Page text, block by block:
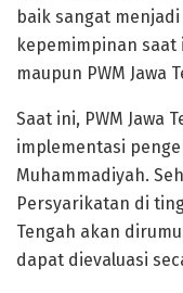
baik sangat
kepemimpinan saat
maupun PWM Jawa
Saat ini, PWM Jawa
implementasi
Muhammadiyah.
Persyarikatan di
Tengah akan
dapat dievaluasi